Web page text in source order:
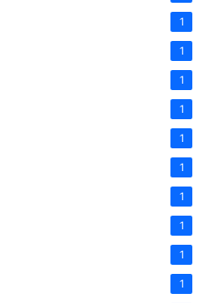
1
1
1
1
1
1
1
1
1
1